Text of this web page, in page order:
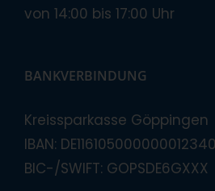
von 14:00 bis 17:00 Uhr
BANKVERBINDUNG
Kreissparkasse Göppingen
IBAN:
BIC-/SWIFT: GOPSDE6GXXX